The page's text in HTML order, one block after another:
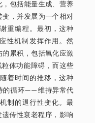
包括能量生成、营养
，并发展为一个相对
重编程。最初，这种
性机制发挥作用。然
累积，包括氧化应激
粒体功能障碍，而这些
着时间的推移，这种
的循环——维持异常代
制的退行性变化。最
遗传性衰老程序，影响